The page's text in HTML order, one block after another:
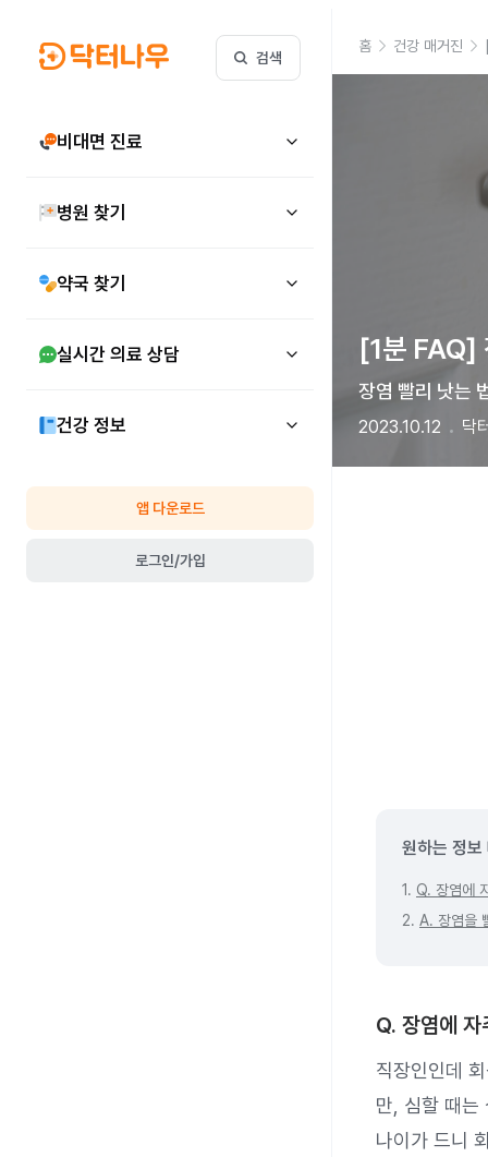
검색
비대면 진료
병원 찾기
약국 찾기
실시간 의료 상담
건강 정보
앱 다운로드
로그인/가입
홈 건강 매거진
[1분 FAQ]
장염 빨리 낫는
2023.10.12 닥
원하는 정보
1. Q. 장염에
2. A. 장염을
Q. 장염에
직장인인데
만, 심할 때는
나이가 드니